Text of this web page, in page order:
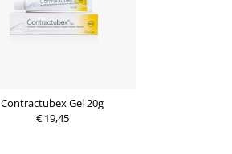
Contractubex Gel 20g
€ 19,45